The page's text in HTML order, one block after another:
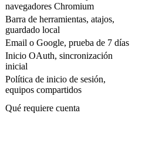
navegadores Chromium
Barra de herramientas, atajos,
guardado local
Email o Google, prueba de 7 días
Inicio OAuth, sincronización
inicial
Política de inicio de sesión,
equipos compartidos
Qué requiere cuenta